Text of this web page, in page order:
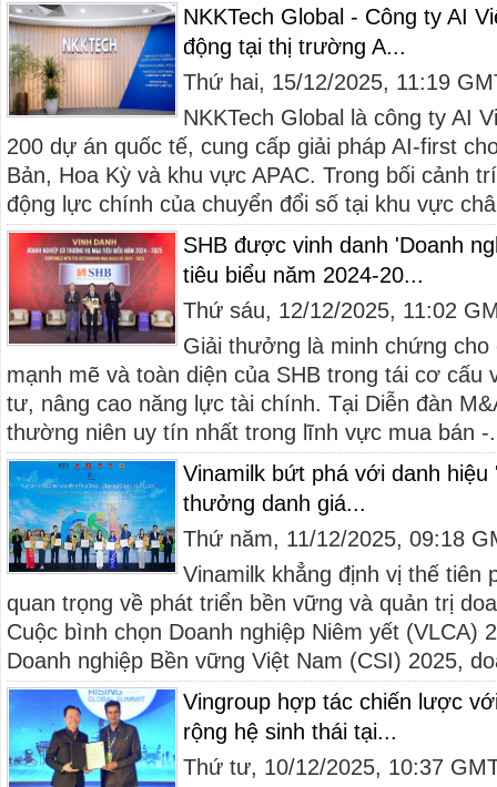
NKKTech Global - Công ty AI
động tại thị trường A...
Thứ hai, 15/12/2025, 11:19
NKKTech Global là công ty AI
200 dự án quốc tế, cung cấp giải pháp AI-first
Bản, Hoa Kỳ và khu vực APAC. Trong bối cảnh
động lực chính của chuyển đổi số tại khu vực
SHB được vinh danh 'Doanh
tiêu biểu năm 2024-20...
Thứ sáu, 12/12/2025, 11:02
Giải thưởng là minh chứng
mạnh mẽ và toàn diện của SHB trong tái cơ cấu
tư, nâng cao năng lực tài chính. Tại Diễn đàn
thường niên uy tín nhất trong lĩnh vực mua bán -
Vinamilk bứt phá với danh hiệu
thưởng danh giá...
Thứ năm, 11/12/2025, 09:18
Vinamilk khẳng định vị thế tiên
quan trọng về phát triển bền vững và quản trị
Cuộc bình chọn Doanh nghiệp Niêm yết (VLCA)
Doanh nghiệp Bền vững Việt Nam (CSI) 2025,
Vingroup hợp tác chiến lược
rộng hệ sinh thái tại...
Thứ tư, 10/12/2025, 10:37